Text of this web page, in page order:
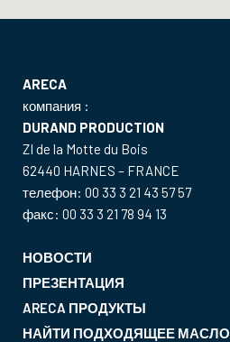
ARECA
компания :
DURAND PRODUCTION
ZI de la Motte du Bois
62440 HARNES – FRANCE
телефон: 00 33 3 21 43 57 57
факс: 00 33 3 21 78 94 13
НОВОСТИ
ПРЕЗЕНТАЦИЯ
ARECA ПРОДУКТЫ
НАЙТИ ПОДХОДЯЩЕЕ МАСЛО